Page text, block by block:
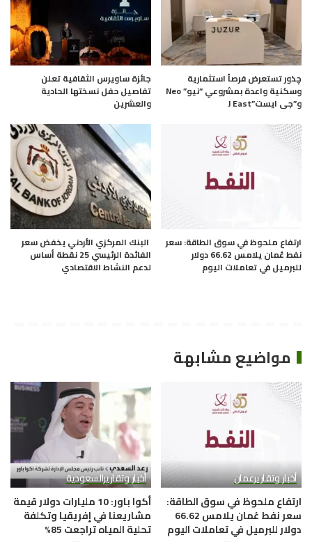
چذور تستعرض فرصاً استثمارية
وسكنية واعدة بمشروعي “نيو” Neo
و”جى ايست”J East
جائزة ساويرس الثقافية تعلن
تفاصيل حفل نسختها الحادية
والعشرين
ارتفاع ملحوظ في سوق الطاقة: سعر
نفط عُمان يلامس 66.62 دولار
للبرميل في تعاملات اليوم
البنك المركزي الأردني يخفض سعر
الفائدة الرئيسي 25 نقطة أساس
لدعم النشاط الاقتصادي
مواضيع مشابهة
أخبار وتقاريرعمان
ارتفاع ملحوظ في سوق الطاقة:
سعر نفط عُمان يلامس 66.62
دولار للبرميل في تعاملات اليوم
أخبار وتقاريرالسعودية
أكوا باور: 10 مليارات دولار قيمة
مشاريعنا في إفريقيا وتكلفة
تحلية المياه تراجعت 85%